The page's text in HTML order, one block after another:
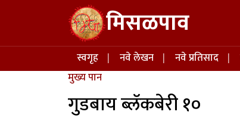
Skip to main content मिसळपाव
Main navigation
स्वगृह नवे लेखन नवे प्रतिसाद
मुख्य पान
गुडबाय ब्लॅकबेरी १०